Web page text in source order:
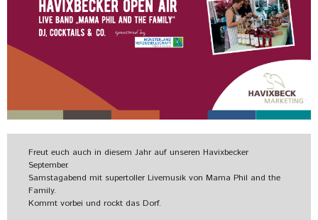
Freut euch auch in diesem Jahr auf unseren Havixbecker
September.
Samstagabend mit supertoller Livemusik von Mama Phil and the
Family.
Kommt vorbei und rockt das Dorf.